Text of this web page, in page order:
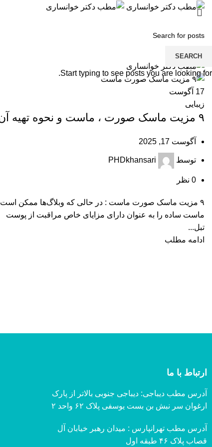
منو
17 آگوست
زیبایی
۹ مزیت ماسک صورت ، ماست و نحوه تهیه آن
آگوست 17, 2025
توسط PHDkhansari
0 نظر
۹ مزیت ماسک صورت ماست : در حالی که وبلاگ‌ها ممکن است
ماست ساده را به عنوان دارای مزایای خاص مراقبت از پوست
تبل...
ادامه مطلب
ارتباط با ما
آدرس مطب دیباجی: دیباجی جنوبی بالاتر از پارک
ارغوان سر نبش بن بست یوسفی پلاک ۶۲ واحد ۲
آدرس مطب تهرانپارس : میدان رهبر خیابان آل
قصاب پلاک ۴۶ طبقه اول
SEARCH
Start typing to see posts you are looking for.